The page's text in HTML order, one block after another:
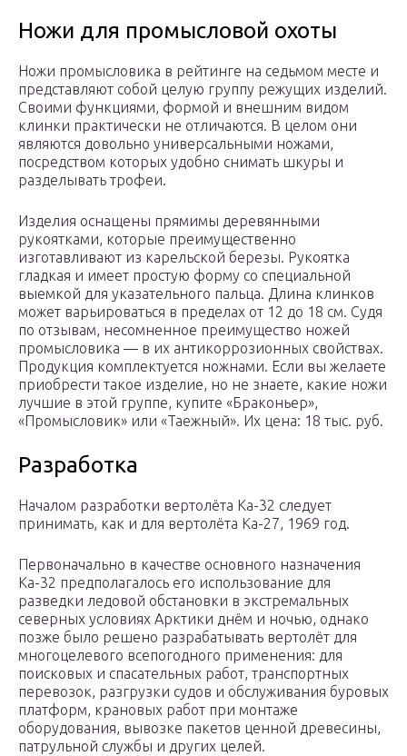
Ножи для промысловой охоты
Ножи промысловика в рейтинге на седьмом месте и
представляют собой целую группу режущих изделий.
Своими функциями, формой и внешним видом
клинки практически не отличаются. В целом они
являются довольно универсальными ножами,
посредством которых удобно снимать шкуры и
разделывать трофеи.
Изделия оснащены прямимы деревянными
рукоятками, которые преимущественно
изготавливают из карельской березы. Рукоятка
гладкая и имеет простую форму со специальной
выемкой для указательного пальца. Длина клинков
может варьироваться в пределах от 12 до 18 см. Судя
по отзывам, несомненное преимущество ножей
промысловика — в их антикоррозионных свойствах.
Продукция комплектуется ножнами. Если вы желаете
приобрести такое изделие, но не знаете, какие ножи
лучшие в этой группе, купите «Браконьер»,
«Промысловик» или «Таежный». Их цена: 18 тыс. руб.
Разработка
Началом разработки вертолёта Ка-32 следует
принимать, как и для вертолёта Ка-27, 1969 год.
Первоначально в качестве основного назначения
Ка-32 предполагалось его использование для
разведки ледовой обстановки в экстремальных
северных условиях Арктики днём и ночью, однако
позже было решено разрабатывать вертолёт для
многоцелевого всепогодного применения: для
поисковых и спасательных работ, транспортных
перевозок, разгрузки судов и обслуживания буровых
платформ, крановых работ при монтаже
оборудования, вывозке пакетов ценной древесины,
патрульной службы и других целей.